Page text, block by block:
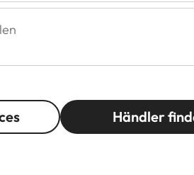
Händler